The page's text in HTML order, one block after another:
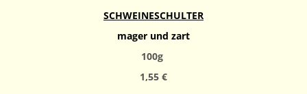
SCHWEINESCHULTER
mager und zart
100g
1,55 €